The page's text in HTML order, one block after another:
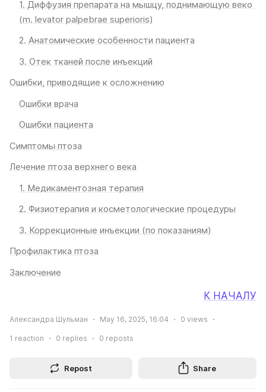
1. Диффузия препарата на мышцу, поднимающую веко
(m. levator palpebrae superioris)
2. Анатомические особенности пациента
3. Отек тканей после инъекций
Ошибки, приводящие к осложнению
Ошибки врача
Ошибки пациента
Симптомы птоза
Лечение птоза верхнего века
1. Медикаментозная терапия
2. Физиотерапия и косметологические процедуры
3. Коррекционные инъекции (по показаниям)
Профилактика птоза
Заключение
К НАЧАЛУ
Александра Шульман May 16, 2025, 16:04 0 views
1 reaction 0 replies 0 reposts
Repost Share